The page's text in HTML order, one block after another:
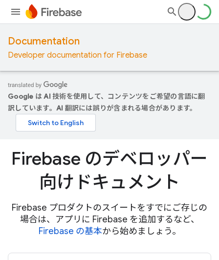
Documentation
Developer documentation for Firebase
Google は AI 技術を使用して、コンテンツをご希望の言語に翻
訳しています。AI 翻訳には誤りが含まれる場合があります。
Firebase のデベロッパー
向けドキュメント
Firebase プロダクトのスイートをすでにご存じの
場合は、アプリに Firebase を追加するなど、
Firebase の基本から始めましょう。